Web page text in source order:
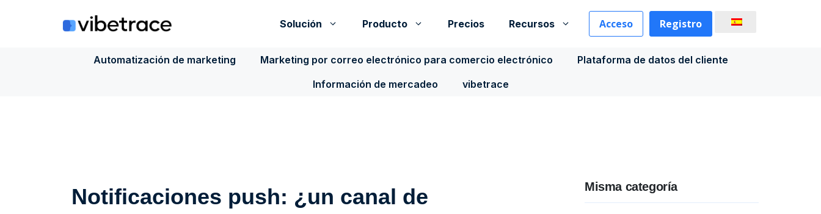
Solución Producto Precios Recursos Acceso Registro
Automatización de marketing Marketing por correo electrónico para comercio electrónico
Plataforma de datos del cliente
Información de mercadeo
vibetrace
Notificaciones push: ¿un canal de
Misma categoría